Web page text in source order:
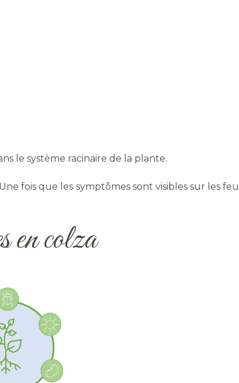
le système racinaire de la plante.
fois que les symptômes sont visibles sur les
en colza